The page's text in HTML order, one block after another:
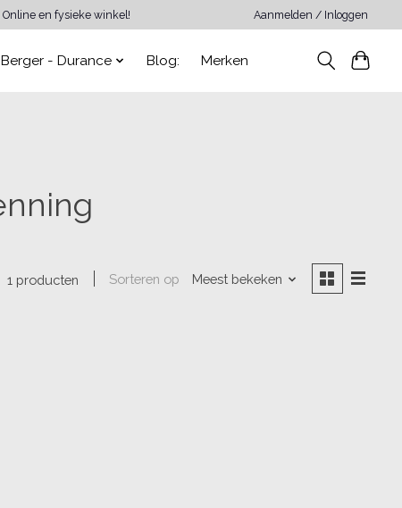
Online en fysieke winkel! Aanmelden / Inloggen
- Durance Blog: Merken
1 producten Sorteren op Meest bekeken